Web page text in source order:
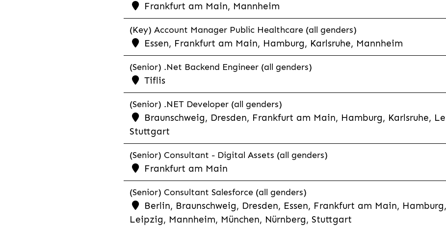
Frankfurt am Main, Mannheim
(Key) Account Manager Public Healthcare (all genders)
Essen, Frankfurt am Main, Hamburg, Karlsruhe, Mannheim
(Senior) .Net Backend Engineer (all genders)
Tiflis
(Senior) .NET Developer (all genders)
Braunschweig, Dresden, Frankfurt am Main, Hamburg, Karlsruhe,
Stuttgart
(Senior) Consultant - Digital Assets (all genders)
Frankfurt am Main
(Senior) Consultant Salesforce (all genders)
Berlin, Braunschweig, Dresden, Essen, Frankfurt am Main,
Leipzig, Mannheim, München, Nürnberg, Stuttgart